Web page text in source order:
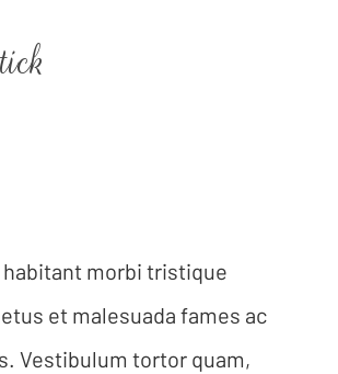
morbi tristique
et malesuada fames ac
Vestibulum tortor quam,